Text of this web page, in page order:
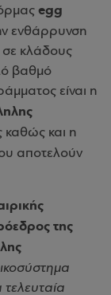
egg
ενθάρρυνση
κλάδους
βαθμό
είναι η
καθώς και η
αποτελούν
της
τελευταία